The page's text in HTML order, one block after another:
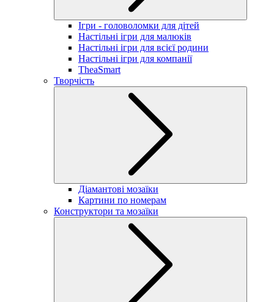
Ігри - головоломки для дітей
Настільні ігри для малюків
Настільні ігри для всієї родини
Настільні ігри для компанії
TheaSmart
Творчість
Діамантові мозаїки
Картини по номерам
Конструктори та мозаїки